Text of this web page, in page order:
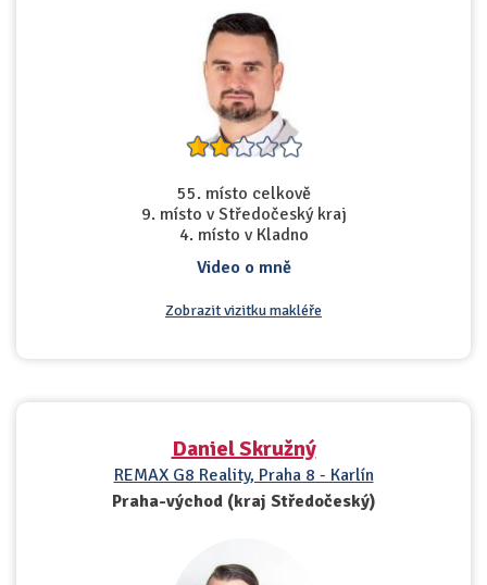
55. místo celkově
9. místo v Středočeský kraj
4. místo v Kladno
Video o mně
Zobrazit vizitku makléře
Daniel Skružný
REMAX G8 Reality, Praha 8 - Karlín
Praha-východ (kraj Středočeský)